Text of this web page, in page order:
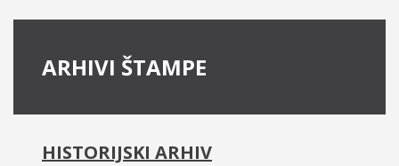
ARHIVI ŠTAMPE
HISTORIJSKI ARHIV